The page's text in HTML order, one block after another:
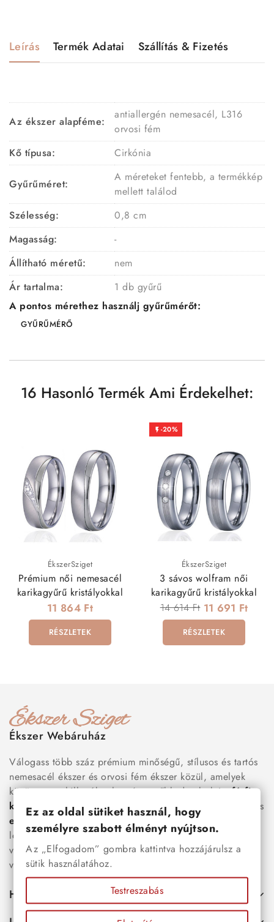
Leírás Termék Adatai Szállítás & Fizetés
Az ékszer alapféme:
antiallergén nemesacél, L316
orvosi fém
Kő típusa:
Cirkónia
Gyűrűméret:
A méreteket fentebb, a termékkép
mellett találod
Szélesség:
0,8 cm
Magasság:
-
Állítható méretű:
nem
Ár tartalma:
1 db gyűrű
A pontos mérethez használj gyűrűmérőt:
GYŰRŰMÉRŐ
16 Hasonló Termék Ami Érdekelhet:
ÉkszerSziget
Prémium női nemesacél
karikagyűrű kristályokkal
11 864 Ft
RÉSZLETEK
 -20%
ÉkszerSziget
3 sávos wolfram női
karikagyűrű kristályokkal
14 614 Ft 11 691 Ft
RÉSZLETEK
Ékszer Webáruház
Válogass több száz prémium minőségű, stílusos és tartós
nemesacél ékszer és orvosi fém ékszer közül, amelyek
között megtalálhatók a legnépszerűbb darabok is:férfi
karkötők
, női nyakláncok , karikagyűrűk
és
esküvői kiegészítőkegyaránt. Webáruházunkban a
legújabb trendeket követő, mégis időtálló ékszerek közül
választhatsz – legyen szó ajándékról, mindennapi
viseletről vagy különleges alkalmakról.
Hasznos
Ez az oldal sütiket használ, hogy
személyre szabott élményt nyújtson.
Az „Elfogadom” gombra kattintva hozzájárulsz a
sütik használatához.
Testreszabás